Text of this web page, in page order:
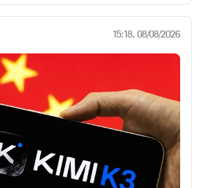
15:18, 08/08/2026